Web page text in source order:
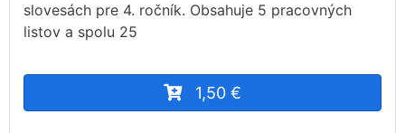
slovesách pre 4. ročník. Obsahuje 5 pracovných
listov a spolu 25
1,50 €